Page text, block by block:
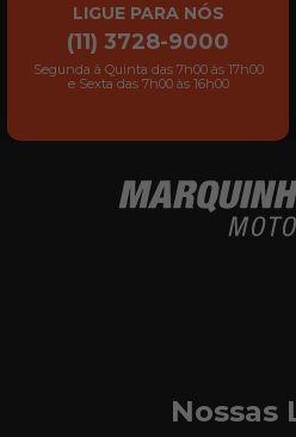
LIGUE PARA NÓS
(11) 3728-9000
Segunda à Quinta das 7h00 às 17h00
e Sexta das 7h00 às 16h00
Nossas